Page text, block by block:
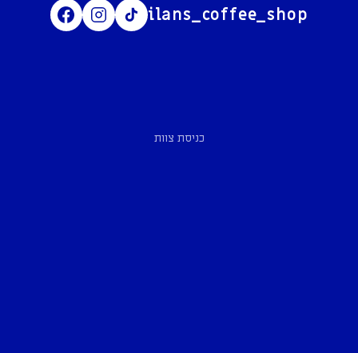
ilans_coffee_shop
כניסת צוות